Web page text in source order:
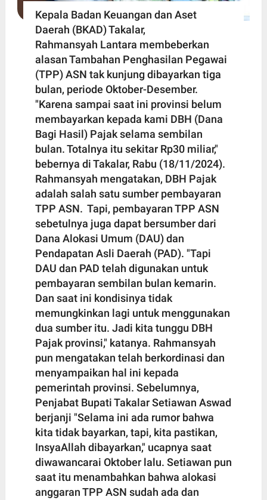
Kepala Badan Keuangan dan Aset
Daerah (BKAD) Takalar,
Rahmansyah Lantara membeberkan
alasan Tambahan Penghasilan Pegawai
(TPP) ASN tak kunjung dibayarkan tiga
bulan, periode Oktober-Desember.
"Karena sampai saat ini provinsi belum
membayarkan kepada kami DBH (Dana
Bagi Hasil) Pajak selama sembilan
bulan. Totalnya itu sekitar Rp30 miliar,"
bebernya di Takalar, Rabu (18/11/2024).
Rahmansyah mengatakan, DBH Pajak
adalah salah satu sumber pembayaran
TPP ASN. Tapi, pembayaran TPP ASN
sebetulnya juga dapat bersumber dari
Dana Alokasi Umum (DAU) dan
Pendapatan Asli Daerah (PAD). "Tapi
DAU dan PAD telah digunakan untuk
pembayaran sembilan bulan kemarin.
Dan saat ini kondisinya tidak
memungkinkan lagi untuk menggunakan
dua sumber itu. Jadi kita tunggu DBH
Pajak provinsi," katanya. Rahmansyah
pun mengatakan telah berkordinasi dan
menyampaikan hal ini kepada
pemerintah provinsi. Sebelumnya,
Penjabat Bupati Takalar Setiawan Aswad
berjanji "Selama ini ada rumor bahwa
kita tidak bayarkan, tapi, kita pastikan,
InsyaAllah dibayarkan," ucapnya saat
diwawancarai Oktober lalu. Setiawan pun
saat itu menambahkan bahwa alokasi
anggaran TPP ASN sudah ada dan